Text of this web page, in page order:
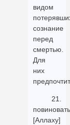
видом
сознание
перед
смертью.
Для
них
21.
[Аллаху]